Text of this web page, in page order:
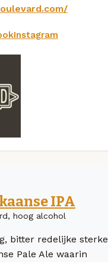
Instagram
IPA
hoog alcohol
bitter redelijke sterke
Pale Ale waarin